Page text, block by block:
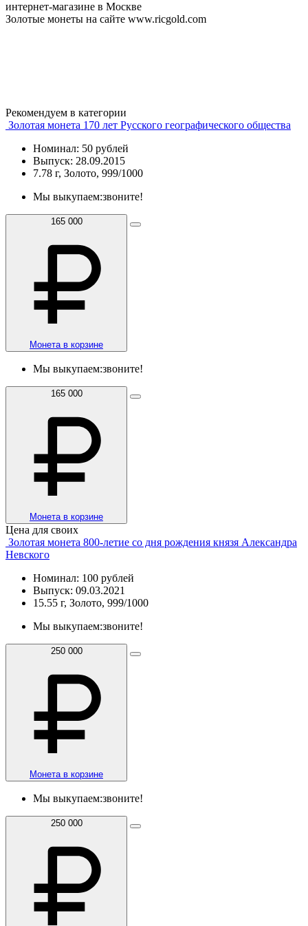
интернет-магазине в Москве
Золотые монеты на сайте www.ricgold.com
Рекомендуем в категории
Золотая монета 170 лет Русского географического общества
Номинал: 50 рублей
Выпуск: 28.09.2015
7.78 г, Золото, 999/1000
Мы выкупаем:звоните!
165 000
Монета в корзине
Мы выкупаем:звоните!
165 000
Монета в корзине
Цена для своих
Золотая монета 800-летие со дня рождения князя Александра
Невского
Номинал: 100 рублей
Выпуск: 09.03.2021
15.55 г, Золото, 999/1000
Мы выкупаем:звоните!
250 000
Монета в корзине
Мы выкупаем:звоните!
250 000